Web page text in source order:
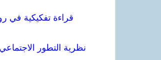
قراءة تفكيكية في
نظرية التطور